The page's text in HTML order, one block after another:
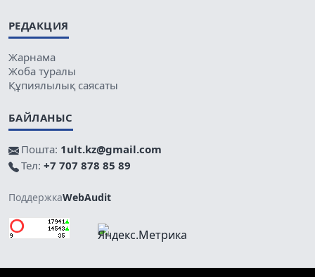
РЕДАКЦИЯ
Жарнама
Жоба туралы
Құпиялылық саясаты
БАЙЛАНЫС
Пошта: 1ult.kz@gmail.com
Тел: +7 707 878 85 89
ПоддержкаWebAudit